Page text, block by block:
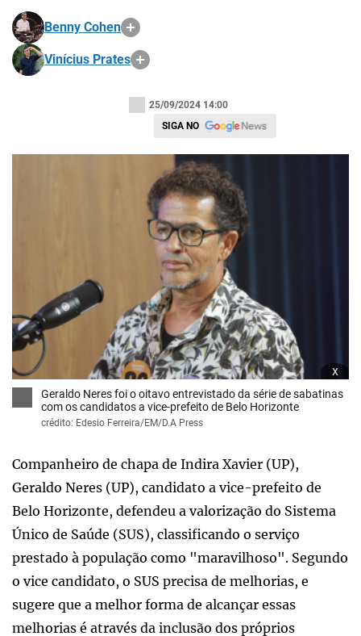
Benny Cohen
Vinícius Prates
25/09/2024 14:00
SIGA NO
x
Geraldo Neres foi o oitavo entrevistado da série de sabatinas
com os candidatos a vice-prefeito de Belo Horizonte
crédito: Edesio Ferreira/EM/D.A Press
Companheiro de chapa de Indira Xavier (UP),
Geraldo Neres (UP), candidato a vice-prefeito de
Belo Horizonte, defendeu a valorização do Sistema
Único de Saúde (SUS), classificando o serviço
prestado à população como "maravilhoso". Segundo
o vice candidato, o SUS precisa de melhorias, e
sugere que a melhor forma de alcançar essas
melhorias é através da inclusão dos próprios